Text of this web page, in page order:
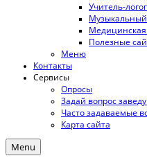
Учитель-
Медицинская
Полезные
Меню
Контакты
Сервисы
Опросы
Задай вопрос
Часто задаваемые
Карта сайта
Menu